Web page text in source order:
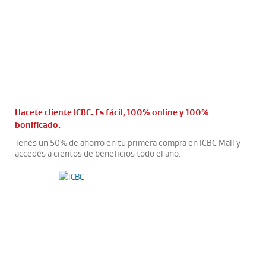
Hacete cliente ICBC. Es fácil, 100% online y 100%
bonificado.
Tenés un 50% de ahorro en tu primera compra en ICBC Mall y
accedés a cientos de beneficios todo el año.